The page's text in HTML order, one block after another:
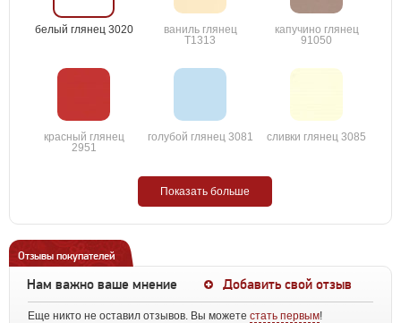
белый глянец 3020
ваниль глянец
T1313
капучино глянец
91050
красный глянец
2951
голубой глянец 3081 сливки глянец 3085
Показать больше
Отзывы покупателей
Нам важно ваше мнение Добавить свой отзыв
Еще никто не оставил отзывов. Вы можете стать первым!